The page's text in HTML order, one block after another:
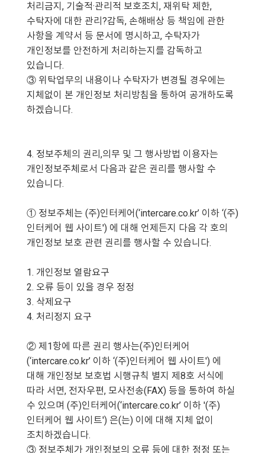
처리금지, 기술적·관리적 보호조치, 재위탁 제한,
수탁자에 대한 관리?감독, 손해배상 등 책임에 관한
사항을 계약서 등 문서에 명시하고, 수탁자가
개인정보를 안전하게 처리하는지를 감독하고
있습니다.
③ 위탁업무의 내용이나 수탁자가 변경될 경우에는
지체없이 본 개인정보 처리방침을 통하여 공개하도록
하겠습니다.
4. 정보주체의 권리,의무 및 그 행사방법 이용자는
개인정보주체로서 다음과 같은 권리를 행사할 수
있습니다.
① 정보주체는 (주)인터케어(‘intercare.co.kr’ 이하 ‘(주)
인터케어 웹 사이트') 에 대해 언제든지 다음 각 호의
개인정보 보호 관련 권리를 행사할 수 있습니다.
1. 개인정보 열람요구
2. 오류 등이 있을 경우 정정
3. 삭제요구
4. 처리정지 요구
② 제1항에 따른 권리 행사는(주)인터케어
(‘intercare.co.kr’ 이하 ‘(주)인터케어 웹 사이트') 에
대해 개인정보 보호법 시행규칙 별지 제8호 서식에
따라 서면, 전자우편, 모사전송(FAX) 등을 통하여 하실
수 있으며 (주)인터케어(‘intercare.co.kr’ 이하 '(주)
인터케어 웹 사이트') 은(는) 이에 대해 지체 없이
조치하겠습니다.
③ 정보주체가 개인정보의 오류 등에 대한 정정 또는